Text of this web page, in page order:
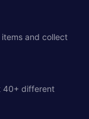
and collect
40+ different